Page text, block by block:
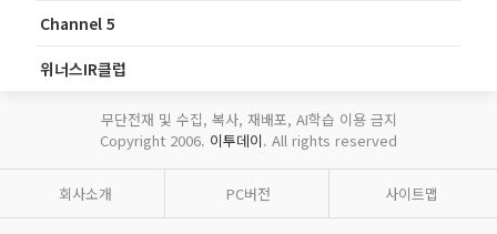
Channel 5
위너스IR클럽
무단전재 및 수집, 복사, 재배포, AI학습 이용 금지
Copyright 2006. 이투데이. All rights reserved
회사소개 PC버전 사이트맵